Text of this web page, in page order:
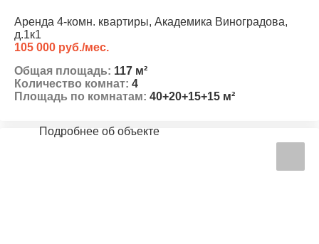
Аренда 4-комн. квартиры, Академика Виноградова,
д.1к1
105 000 руб./мес.
Общая площадь: 117 м²
Количество комнат: 4
Площадь по комнатам: 40+20+15+15 м²
Подробнее об объекте